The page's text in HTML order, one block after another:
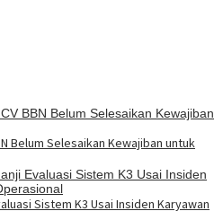
Belum Selesaikan Kewajiban untuk
Sistem K3 Usai Insiden Karyawan